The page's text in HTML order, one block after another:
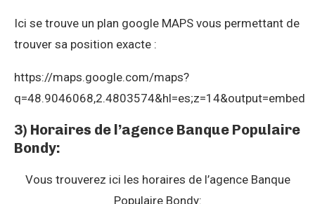
Ici se trouve un plan google MAPS vous permettant de
trouver sa position exacte :
https://maps.google.com/maps?
q=48.9046068,2.4803574&hl=es;z=14&output=embed
3) Horaires de l’agence Banque Populaire
Bondy:
Vous trouverez ici les horaires de l’agence Banque
Populaire Bondy: